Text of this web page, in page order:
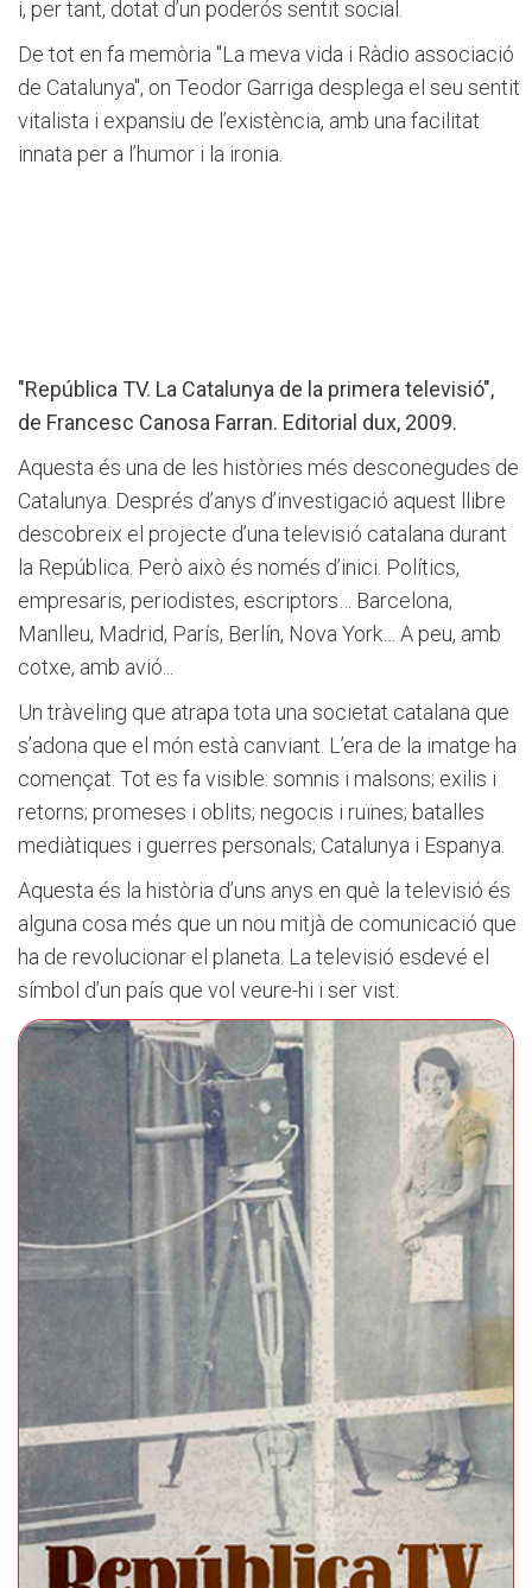
i, per tant, dotat d’un poderós sentit social.
De tot en fa memòria "La meva vida i Ràdio associació
de Catalunya", on Teodor Garriga desplega el seu sentit
vitalista i expansiu de l’existència, amb una facilitat
innata per a l’humor i la ironia.
"República TV. La Catalunya de la primera televisió",
de Francesc Canosa Farran. Editorial dux, 2009.
Aquesta és una de les històries més desconegudes de
Catalunya. Després d’anys d’investigació aquest llibre
descobreix el projecte d’una televisió catalana durant
la República. Però això és només d’inici. Polítics,
empresaris, periodistes, escriptors… Barcelona,
Manlleu, Madrid, París, Berlín, Nova York… A peu, amb
cotxe, amb avió...
Un tràveling que atrapa tota una societat catalana que
s’adona que el món està canviant. L’era de la imatge ha
començat. Tot es fa visible: somnis i malsons; exilis i
retorns; promeses i oblits; negocis i ruïnes; batalles
mediàtiques i guerres personals; Catalunya i Espanya.
Aquesta és la història d’uns anys en què la televisió és
alguna cosa més que un nou mitjà de comunicació que
ha de revolucionar el planeta. La televisió esdevé el
símbol d’un país que vol veure-hi i ser vist.